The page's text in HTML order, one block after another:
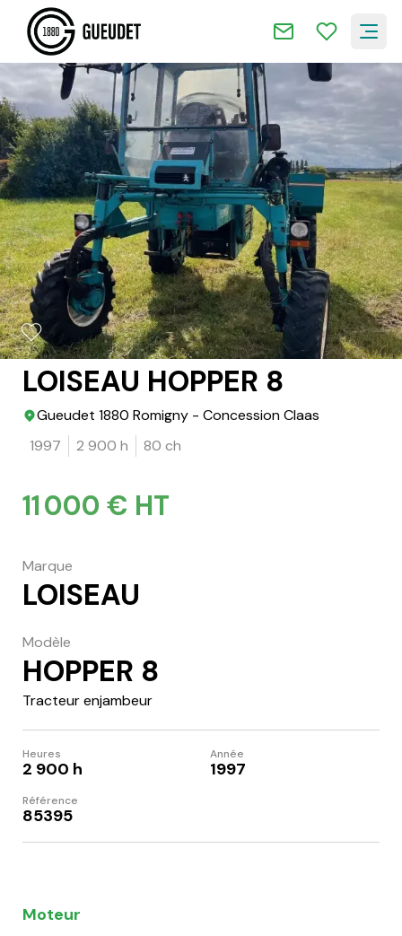
2/4
LOISEAU HOPPER 8
Gueudet 1880 Romigny - Concession Claas
1997
2 900 h 80 ch
11 000 € HT
Marque
LOISEAU
Modèle
HOPPER 8
Tracteur enjambeur
Heures
2 900 h
Année
1997
Référence
85395
Moteur